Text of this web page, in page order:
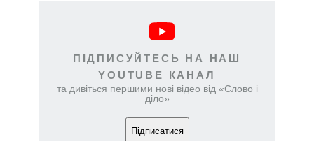
ПІДПИСУЙТЕСЬ НА НАШ
YOUTUBE КАНАЛ
та дивіться першими нові відео від «Слово і
діло»
Підписатися